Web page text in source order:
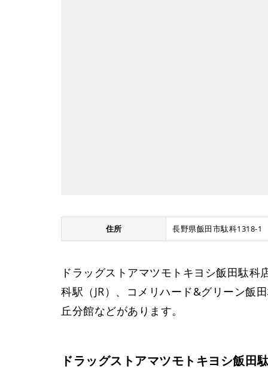
住所 長野県飯田市駄科1318-1
ドラッグストアマツモトキヨシ飯田駄
科駅（JR）、コメリハード&グリーン飯
丘分館などがあります。
ドラッグストアマツモトキヨシ飯田